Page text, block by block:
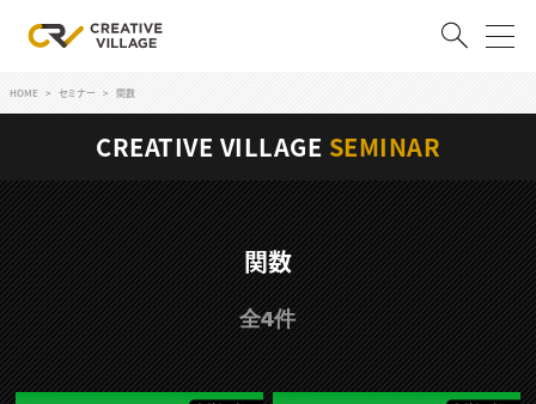
ACCOUNT
ログイン 会員登録
RECRUIT
クリエイター求人を探す
CREATIVE JOB求人検索
特集求人
採用説明会
転職支援サービス
CONTENTS
HOME セミナー 関数
CREATIVE VILLAGE SEMINAR
関数
全4件